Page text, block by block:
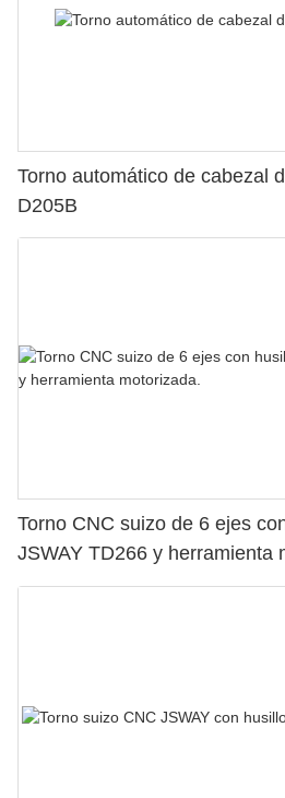
Torno automático de cabezal
D205B
Torno CNC suizo de 6 ejes
JSWAY TD266 y herramienta